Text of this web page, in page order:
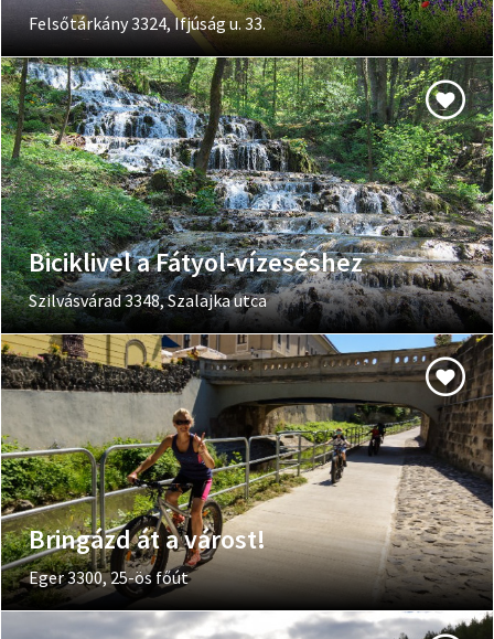
Felsőtárkány 3324, Ifjúság u. 33.
Biciklivel a Fátyol-vízeséshez
Szilvásvárad 3348, Szalajka utca
Bringázd át a várost!
Eger 3300, 25-ös főút